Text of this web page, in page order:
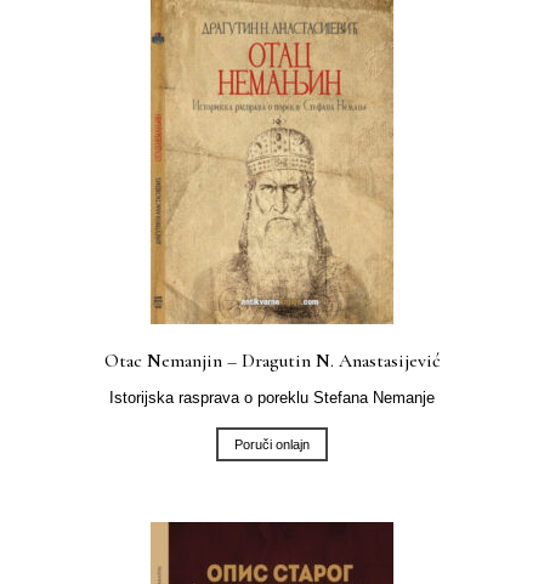
Otac Nemanjin – Dragutin N. Anastasijević
Istorijska rasprava o poreklu Stefana Nemanje
Poruči onlajn